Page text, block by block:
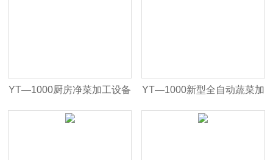
YT—1000厨房净菜加工设备
蔬菜清洗机
YT—1000新型全自动蔬菜加
工线